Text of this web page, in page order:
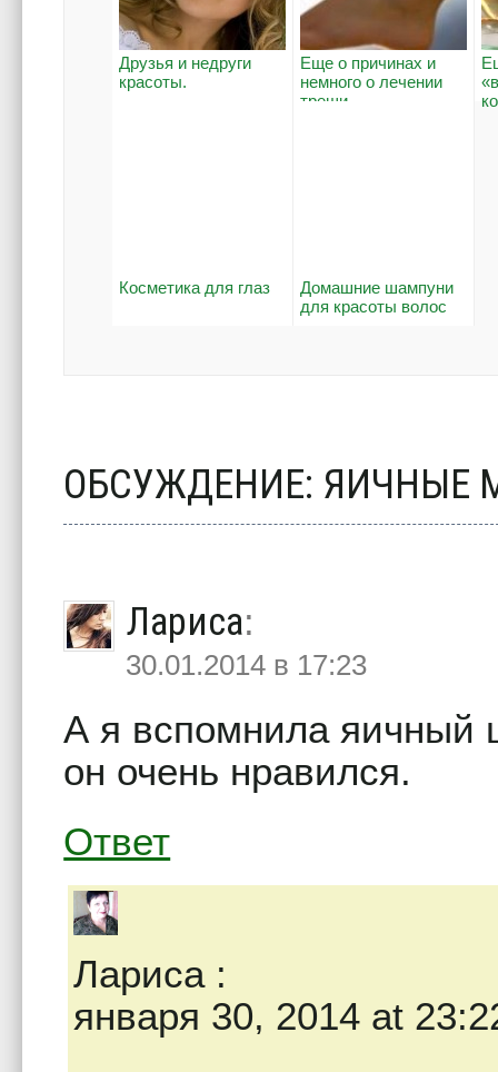
Друзья и недруги
красоты.
Еще о причинах и
немного о лечении
трещи...
Косметика для глаз
Домашние шампуни
для красоты волос
ОБСУЖДЕНИЕ: ЯИЧНЫЕ
Лариса:
30.01.2014 в 17:23
А я вспомнила яичный
он очень нравился.
Ответ
Лариса :
января 30, 2014 at